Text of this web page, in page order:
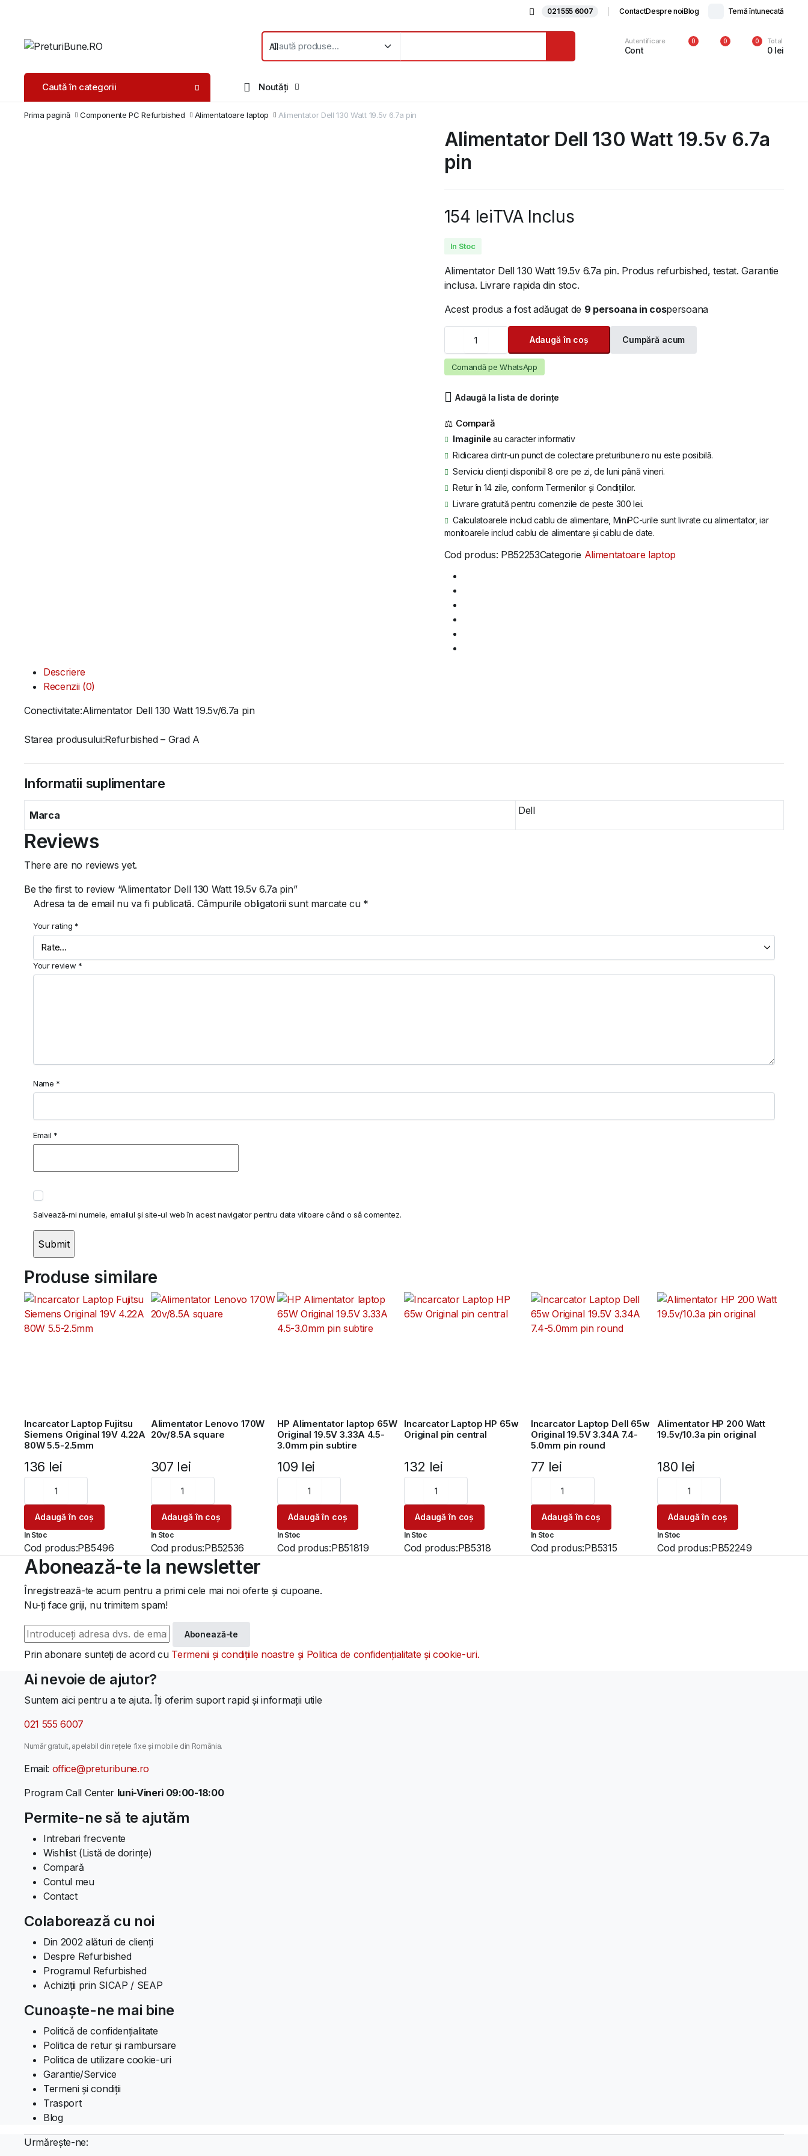
021 555 6007 ContactDespre noiBlog Temă întunecată
Autentificare
Cont
0 0 0 Total
0 lei
Caută în categorii Noutăți
Prima pagină Componente PC Refurbished Alimentatoare laptop Alimentator Dell 130 Watt 19.5v 6.7a pin
Alimentator Dell 130 Watt 19.5v 6.7a
pin
154 leiTVA Inclus
In Stoc
Alimentator Dell 130 Watt 19.5v 6.7a pin. Produs refurbished, testat. Garantie
inclusa. Livrare rapida din stoc.
Acest produs a fost adăugat de 9 persoana in cospersoana
Dell
130
Watt
19.5v
pin
Adaugă în coș Cumpără acum
Comandă pe WhatsApp
Adaugă la lista de dorințe
⚖
Imaginile au caracter informativ
Ridicarea dintr-un punct de colectare preturibune.ro nu este posibilă.
Serviciu clienți disponibil 8 ore pe zi, de luni până vineri.
Retur în 14 zile, conform Termenilor și Condițiilor.
Livrare gratuită pentru comenzile de peste 300 lei.
Calculatoarele includ cablu de alimentare, MiniPC-urile sunt livrate cu alimentator, iar
monitoarele includ cablu de alimentare și cablu de date.
Cod produs: PB52253Categorie Alimentatoare laptop
Descriere
Recenzii (0)
Conectivitate:Alimentator Dell 130 Watt 19.5v/6.7a pin
Starea produsului:Refurbished – Grad A
Informatii suplimentare
Marca Dell
Reviews
There are no reviews yet.
Be the first to review “Alimentator Dell 130 Watt 19.5v 6.7a pin”
Adresa ta de email nu va fi publicată. Câmpurile obligatorii sunt marcate cu *
Your rating *
Your review *
Name *
Email *
Salvează-mi numele, emailul și site-ul web în acest navigator pentru data viitoare când o să comentez.
Produse similare
Incarcator Laptop Fujitsu
Siemens Original 19V 4.22A
80W 5.5-2.5mm
136 lei
Adaugă în coș
In Stoc
Cod produs:PB5496
Alimentator Lenovo 170W
20v/8.5A square
307 lei
Adaugă în coș
In Stoc
Cod produs:PB52536
HP Alimentator laptop 65W
Original 19.5V 3.33A 4.5-
3.0mm pin subtire
109 lei
Adaugă în coș
In Stoc
Cod produs:PB51819
Incarcator Laptop HP 65w
Original pin central
132 lei
Adaugă în coș
In Stoc
Cod produs:PB5318
Incarcator Laptop Dell 65w
Original 19.5V 3.34A 7.4-
5.0mm pin round
77 lei
Adaugă în coș
In Stoc
Cod produs:PB5315
Alimentator HP 200 Watt
19.5v/10.3a pin original
180 lei
Adaugă în coș
In Stoc
Cod produs:PB52249
Abonează-te la newsletter
Înregistrează-te acum pentru a primi cele mai noi oferte și cupoane.
Nu-ți face griji, nu trimitem spam!
Abonează-te
Prin abonare sunteți de acord cu Termenii și condițiile noastre și Politica de confidențialitate și cookie-uri.
Ai nevoie de ajutor?
Suntem aici pentru a te ajuta. Îți oferim suport rapid și informații utile
021 555 6007
Număr gratuit, apelabil din rețele fixe și mobile din România.
Email: office@preturibune.ro
Program Call Center luni-Vineri 09:00-18:00
Permite-ne să te ajutăm
Intrebari frecvente
Wishlist (Listă de dorințe)
Compară
Contul meu
Contact
Colaborează cu noi
Din 2002 alături de clienți
Despre Refurbished
Programul Refurbished
Achiziții prin SICAP / SEAP
Cunoaște-ne mai bine
Politică de confidențialitate
Politica de retur și rambursare
Politica de utilizare cookie-uri
Garantie/Service
Termeni și condiții
Trasport
Blog
Urmărește-ne: